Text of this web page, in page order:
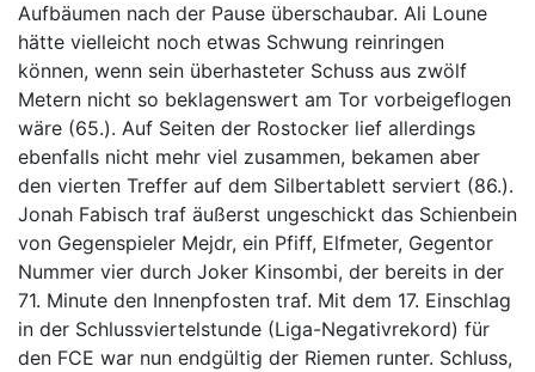
Aufbäumen nach der Pause überschaubar. Ali Loune
hätte vielleicht noch etwas Schwung reinringen
können, wenn sein überhasteter Schuss aus zwölf
Metern nicht so beklagenswert am Tor vorbeigeflogen
wäre (65.). Auf Seiten der Rostocker lief allerdings
ebenfalls nicht mehr viel zusammen, bekamen aber
den vierten Treffer auf dem Silbertablett serviert (86.).
Jonah Fabisch traf äußerst ungeschickt das Schienbein
von Gegenspieler Mejdr, ein Pfiff, Elfmeter, Gegentor
Nummer vier durch Joker Kinsombi, der bereits in der
71. Minute den Innenpfosten traf. Mit dem 17. Einschlag
in der Schlussviertelstunde (Liga-Negativrekord) für
den FCE war nun endgültig der Riemen runter. Schluss,